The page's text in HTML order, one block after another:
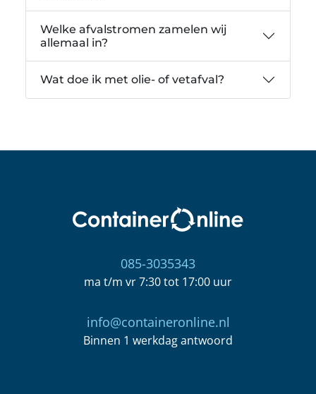
Welke afvalstromen zamelen wij
allemaal in?
Wat doe ik met olie- of vetafval?
085-3035343
ma t/m vr 7:30 tot 17:00 uur
info@containeronline.nl
Binnen 1 werkdag antwoord